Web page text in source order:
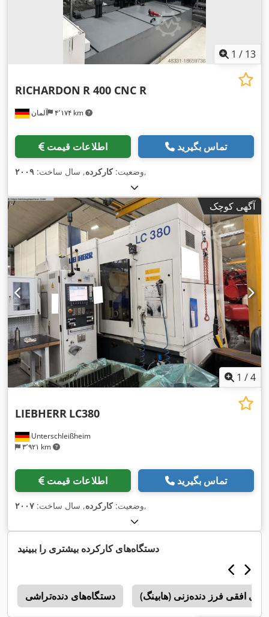
1 / 13
آلمان ۴٬۱۷۴ km
RICHARDON R 400 CNC R
اطلاعات قیمت تماس بگیرید
وضعیت:کارکرده, سال ساخت: ۲۰۰۹ ,
آگهی کوچک
1 /4
Unterschleißheim
۳٬۹۲۱ km
LIEBHERR LC380
اطلاعات قیمت تماس بگیرید
وضعیت:کارکرده, سال ساخت: ۲۰۰۷ ,
دستگاه‌های کارکرده بیشتری را ببینید
دستگاه‌های دنده‌تراشی افقی فرز دنده‌زنی (هابینگ)